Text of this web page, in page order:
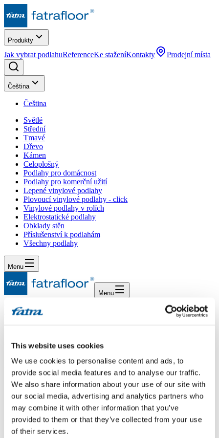
This website uses cookies
We use cookies to personalise content and ads, to
provide social media features and to analyse our traffic.
We also share information about your use of our site with
our social media, advertising and analytics partners who
may combine it with other information that you’ve
provided to them or that they’ve collected from your use
of their services.
Produkty
Jak vybrat podlahuReferenceKe staženíKontakty Prodejní místa
Čeština
Čeština
Světlé
Střední
Tmavé
Dřevo
Kámen
Celoplošný
Podlahy pro domácnost
Podlahy pro komerční užití
Lepené vinylové podlahy
Plovoucí vinylové podlahy - click
Vinylové podlahy v rolích
Elektrostatické podlahy
Obklady stěn
Příslušenství k podlahám
Všechny podlahy
Menu
Menu
Domů
Dotazy/
Dotaz 40
Dotaz
Dobrý den, prosím o informaci, jakým způsobem by se měla
ošetřovat podlahová krytina Thermofix - jaké čistící prostředky jsou
pro ni nejvhodnější, tak aby se zamezilo jejímu poškození. Existuje
též něco na oživení krytiny - pasta či něco podobného? Předem
děkuji za odpověď. Hana